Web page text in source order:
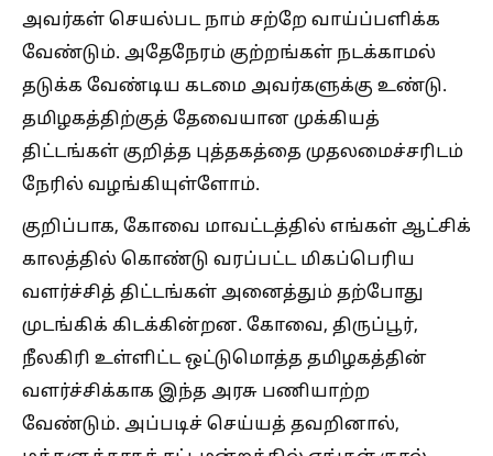
அவர்கள் செயல்பட நாம் சற்றே வாய்ப்பளிக்க
வேண்டும். அதேநேரம் குற்றங்கள் நடக்காமல்
தடுக்க வேண்டிய கடமை அவர்களுக்கு உண்டு.
தமிழகத்திற்குத் தேவையான முக்கியத்
திட்டங்கள் குறித்த புத்தகத்தை முதலமைச்சரிடம்
நேரில் வழங்கியுள்ளோம்.
குறிப்பாக, கோவை மாவட்டத்தில் எங்கள் ஆட்சிக்
காலத்தில் கொண்டு வரப்பட்ட மிகப்பெரிய
வளர்ச்சித் திட்டங்கள் அனைத்தும் தற்போது
முடங்கிக் கிடக்கின்றன. கோவை, திருப்பூர்,
நீலகிரி உள்ளிட்ட ஒட்டுமொத்த தமிழகத்தின்
வளர்ச்சிக்காக இந்த அரசு பணியாற்ற
வேண்டும். அப்படிச் செய்யத் தவறினால்,